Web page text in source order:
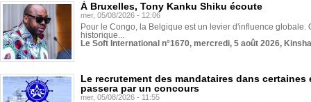
À Bruxelles, Tony Kanku Shiku écoute
mer, 05/08/2026 - 12:06
Pour le Congo, la Belgique est un levier d'influence globale.
historique...
Le Soft International n°1670, mercredi, 5 août 2026,
Le recrutement des mandataires dans
passera par un concours
mer, 05/08/2026 - 11:55